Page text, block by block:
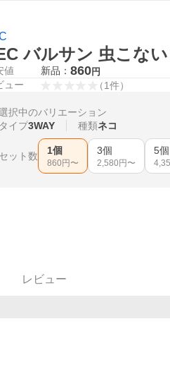
バルサン 虫こな
値 新品： 860円
ュー （1件）
択中のバリエーション
タイプ3WAY 種類ネコ
セット数 1個
860 円〜
3個
2,580 円〜
5個
レビュー